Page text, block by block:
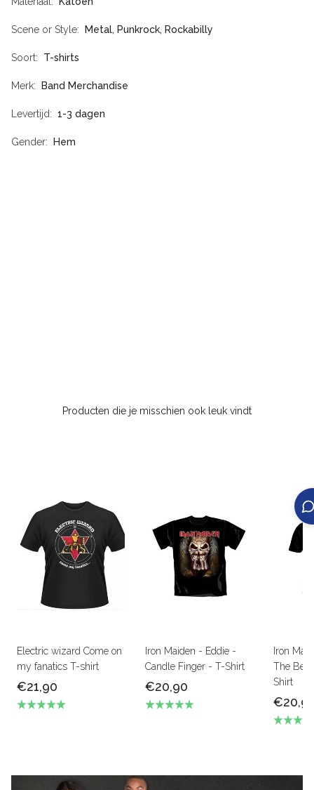
Scene or Style Metal, Punkrock, Rockabilly
Soort T-shirts
Merk Band Merchandise
Levertijd 1-3 dagen
Gender Hem
Producten die je misschien ook leuk vindt
Electric wizard Come on
my fanatics T-shirt
€21,90
Iron Maiden - Eddie -
Candle Finger - T-Shirt
€20,90
Iron
The
Shirt